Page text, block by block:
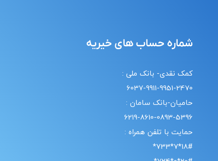
شماره حساب های خیریه
کمک نقدی- بانک ملی :
6037-9911-9951-2470
حامیان-بانک سامان :
6219-8610-0893-5396
حمایت با تلفن همراه :
18#*7*733*